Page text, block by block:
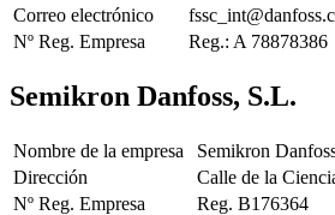
Correo electrónico
Nº Reg. Empresa
Reg.: A 78878386
Semikron Danfoss, S.L.
Nombre de la empresa
Semikron
Dirección
Calle de la
Nº Reg. Empresa
Reg. B176364